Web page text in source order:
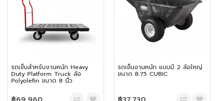
รถเข็นสำหรับงานหนัก Heavy
Duty Platform Truck ล้อ
Polyolefin ขนาด 8 นิ้ว
รถเข็นงานหนัก แบบมี 2 ล้อใหญ่
ขนาด 8.75 CUBIC